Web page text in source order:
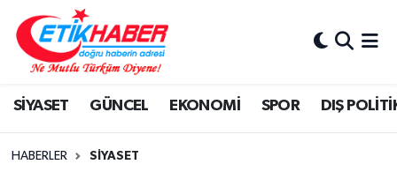
SİYASET GÜNCEL EKONOMİ SPOR DIŞ
HABERLER SİYASET
BİLİM-TEKNOLOJİ
DIŞ POLİTİKA
DÜNYA
Nöbetçi Eczaneler
Hava Durumu
İstanbul Namaz Vakitleri